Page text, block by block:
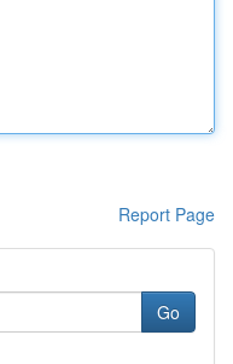
Report Page
Go